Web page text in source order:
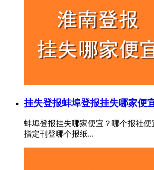
挂失登报蚌埠登报挂失哪家便
蚌埠登报挂失哪家便宜？哪个报社
指定刊登哪个报纸...